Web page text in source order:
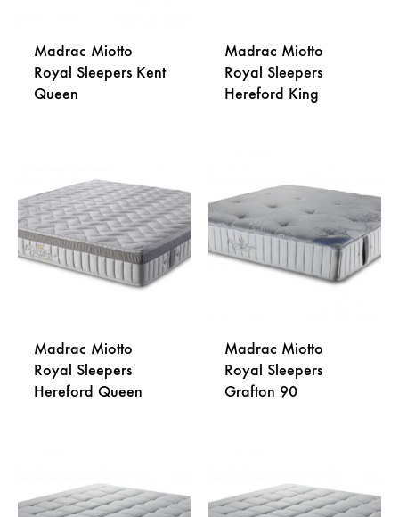
Madrac Miotto
Royal Sleepers Kent
Queen
LISTU
ŽELJA
Madrac Miotto
Royal Sleepers
Hereford King
LISTU
ŽELJA
Madrac Miotto
Royal Sleepers
Hereford Queen
LISTU
Madrac Miotto
Royal Sleepers
Grafton 90
LISTU